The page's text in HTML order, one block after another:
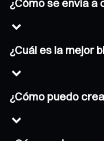
¿Cómo se envía a
¿Cuál es la mejor
¿Cómo puedo